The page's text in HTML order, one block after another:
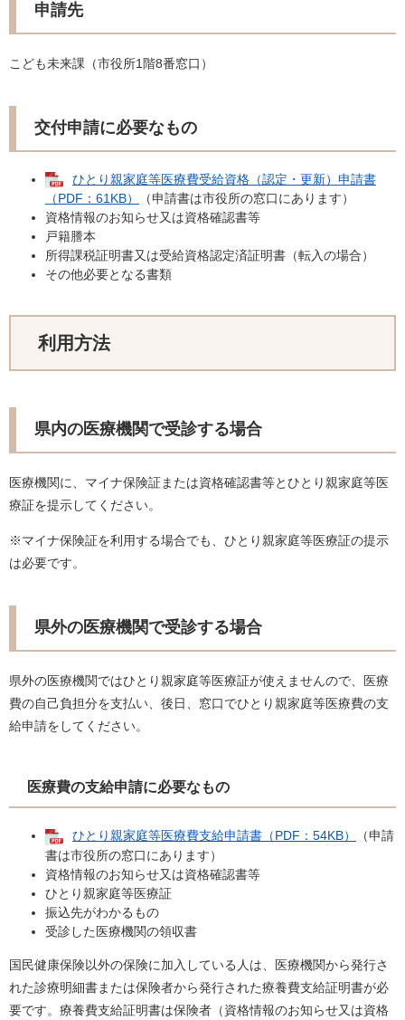
申請先
こども未来課（市役所1階8番窓口）
交付申請に必要なもの
ひとり親家庭等医療費受給資格（認定・更新）申請書
（PDF：61KB）
（申請書は市役所の窓口にあります）
資格情報のお知らせ又は資格確認書等
戸籍謄本
所得課税証明書又は受給資格認定済証明書（転入の場合）
その他必要となる書類
利用方法
県内の医療機関で受診する場合
医療機関に、マイナ保険証または資格確認書等とひとり親家庭等医
療証を提示してください。
※マイナ保険証を利用する場合でも、ひとり親家庭等医療証の提示
は必要です。
県外の医療機関で受診する場合
県外の医療機関ではひとり親家庭等医療証が使えませんので、医療
費の自己負担分を支払い、後日、窓口でひとり親家庭等医療費の支
給申請をしてください。
医療費の支給申請に必要なもの
ひとり親家庭等医療費支給申請書（PDF：54KB）
（申請
書は市役所の窓口にあります）
資格情報のお知らせ又は資格確認書等
ひとり親家庭等医療証
振込先がわかるもの
受診した医療機関の領収書
国民健康保険以外の保険に加入している人は、医療機関から発行さ
れた診療明細書または保険者から発行された療養費支給証明書が必
要です。療養費支給証明書は保険者（資格情報のお知らせ又は資格